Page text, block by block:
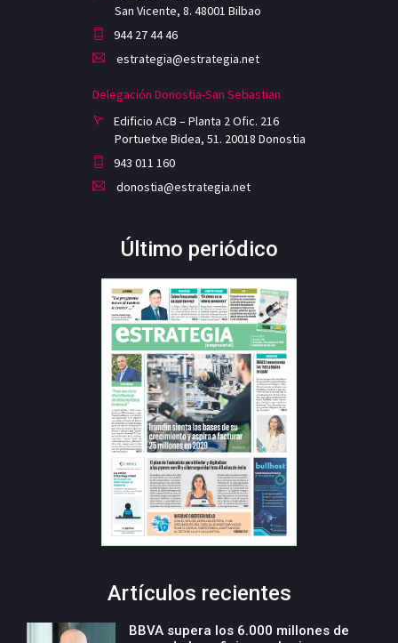
San Vicente, 8. 48001 Bilbao
944 27 44 46
estrategia@estrategia.net
Delegación Donostia-San Sebastian
Edificio ACB – Planta 2 Ofic. 216
Portuetxe Bidea, 51. 20018 Donostia
943 011 160
donostia@estrategia.net
Último periódico
Artículos recientes
BBVA supera los 6.000 millones de